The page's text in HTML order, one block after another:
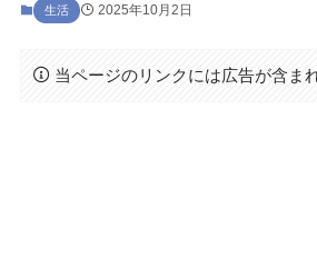
生活 2025年10月2日
当ページのリンクには広告が含ま